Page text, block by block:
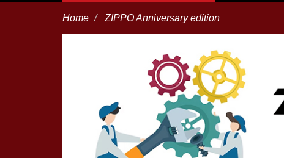
Home ZIPPO Anniversary edition